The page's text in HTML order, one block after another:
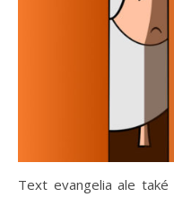
Text evangelia ale také